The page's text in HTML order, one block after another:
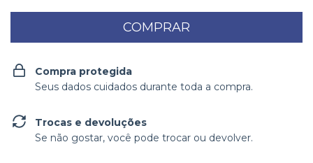
Compra protegida
Seus dados cuidados durante toda a compra.
Trocas e devoluções
Se não gostar, você pode trocar ou devolver.